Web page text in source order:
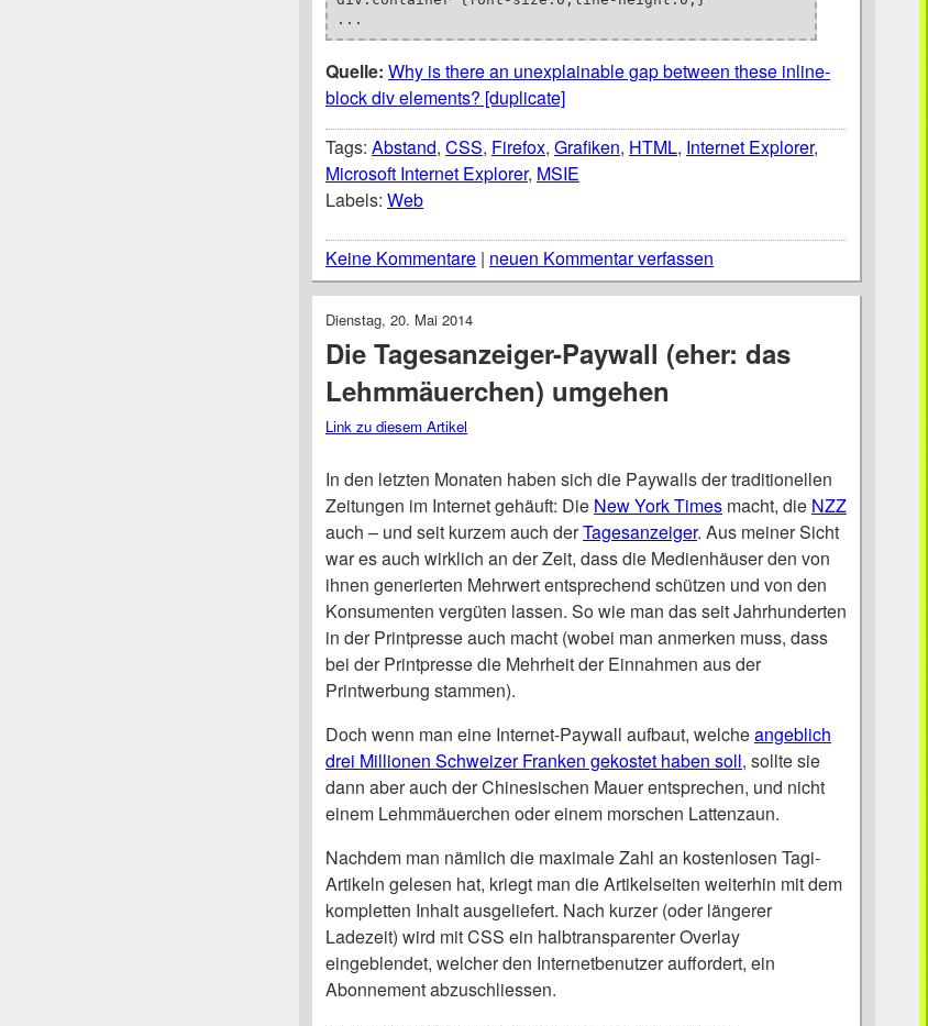
...
Quelle: Why is there an unexplainable gap between these inline-
block div elements? [duplicate]
Tags: Abstand, CSS, Firefox, Grafiken, HTML, Internet Explorer,
Microsoft Internet Explorer, MSIE
Labels: Web
Keine Kommentare | neuen Kommentar verfassen
Dienstag, 20. Mai 2014
Die Tagesanzeiger-Paywall (eher: das
Lehmmäuerchen) umgehen
Link zu diesem Artikel
In den letzten Monaten haben sich die Paywalls der traditionellen
Zeitungen im Internet gehäuft: Die New York Times macht, die NZZ
auch – und seit kurzem auch derTagesanzeiger. Aus meiner Sicht
war es auch wirklich an der Zeit, dass die Medienhäuser den von
ihnen generierten Mehrwert entsprechend schützen und von den
Konsumenten vergüten lassen. So wie man das seit Jahrhunderten
in der Printpresse auch macht (wobei man anmerken muss, dass
bei der Printpresse die Mehrheit der Einnahmen aus der
Printwerbung stammen).
Doch wenn man eine Internet-Paywall aufbaut, welcheangeblich
drei Millionen Schweizer Franken gekostet haben soll, sollte sie
dann aber auch der Chinesischen Mauer entsprechen, und nicht
einem Lehmmäuerchen oder einem morschen Lattenzaun.
Nachdem man nämlich die maximale Zahl an kostenlosen Tagi-
Artikeln gelesen hat, kriegt man die Artikelseiten weiterhin mit dem
kompletten Inhalt ausgeliefert. Nach kurzer (oder längerer
Ladezeit) wird mit CSS ein halbtransparenter Overlay
eingeblendet, welcher den Internetbenutzer auffordert, ein
Abonnement abzuschliessen.